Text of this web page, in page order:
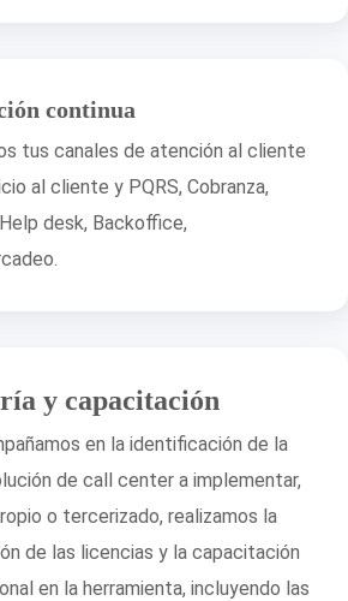
continua
tus canales de atención al cliente
al cliente y PQRS, Cobranza,
desk, Backoffice,
y capacitación
en la identificación de la
de call center a implementar,
o tercerizado, realizamos la
de las licencias y la capacitación
en la herramienta, incluyendo las